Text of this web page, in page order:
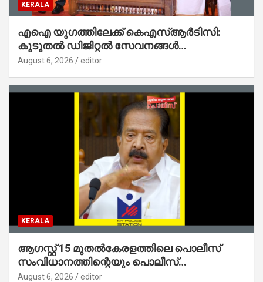
KERALA
എഐ യുഗത്തിലേക്ക് കെഎസ്ആർടിസി:
കൂടുതൽ ഡിജിറ്റൽ സേവനങ്ങൾ
ജനങ്ങളിലേക്കെത്തിക്കും – മന്ത്രി സി പി
August 6, 2026 editor
KERALA
ആഗസ്റ്റ് 15 മുതല്‍കേരളത്തിലെ പൊലീസ്
സംവിധാനത്തിന്റെയും പൊലീസ്
സ്റ്റേഷനുകളുടെയും മുഖഛായ മാറുകയാണ് :
August 6, 2026 editor